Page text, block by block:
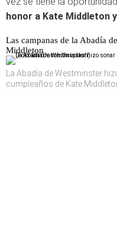
honor a Kate Middleton
Las campanas de la Abadía
Middleton
La Abadía de Westminster
cumpleaños de Kate